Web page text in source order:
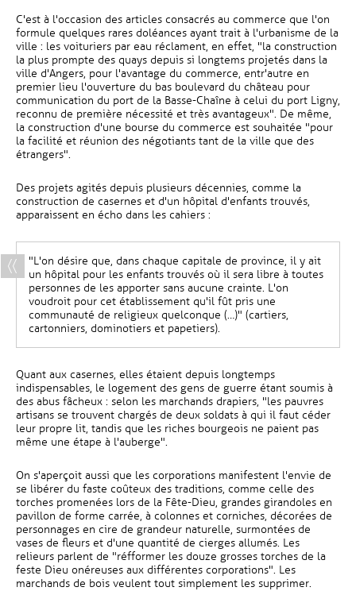
C'est à l'occasion des articles consacrés au commerce que l'on
formule quelques rares doléances ayant trait à l'urbanisme de la
ville : les voituriers par eau réclament, en effet, "la construction
la plus prompte des quays depuis si longtems projetés dans la
ville d'Angers, pour l'avantage du commerce, entr'autre en
premier lieu l'ouverture du bas boulevard du château pour
communication du port de la Basse-Chaîne à celui du port Ligny,
reconnu de première nécessité et très avantageux". De même,
la construction d'une bourse du commerce est souhaitée "pour
la facilité et réunion des négotiants tant de la ville que des
étrangers".
Des projets agités depuis plusieurs décennies, comme la
construction de casernes et d'un hôpital d'enfants trouvés,
apparaissent en écho dans les cahiers :
"L'on désire que, dans chaque capitale de province, il y ait
un hôpital pour les enfants trouvés où il sera libre à toutes
personnes de les apporter sans aucune crainte. L'on
voudroit pour cet établissement qu'il fût pris une
communauté de religieux quelconque (…)" (cartiers,
cartonniers, dominotiers et papetiers).
Quant aux casernes, elles étaient depuis longtemps
indispensables, le logement des gens de guerre étant soumis à
des abus fâcheux : selon les marchands drapiers, "les pauvres
artisans se trouvent chargés de deux soldats à qui il faut céder
leur propre lit, tandis que les riches bourgeois ne paient pas
même une étape à l'auberge".
On s'aperçoit aussi que les corporations manifestent l'envie de
se libérer du faste coûteux des traditions, comme celle des
torches promenées lors de la Fête-Dieu, grandes girandoles en
pavillon de forme carrée, à colonnes et corniches, décorées de
personnages en cire de grandeur naturelle, surmontées de
vases de fleurs et d'une quantité de cierges allumés. Les
relieurs parlent de "réfformer les douze grosses torches de la
feste Dieu onéreuses aux différentes corporations". Les
marchands de bois veulent tout simplement les supprimer.